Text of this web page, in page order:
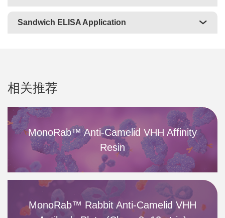
Sandwich ELISA Application
相关推荐
MonoRab™ Anti-Camelid VHH Affinity
Resin
MonoRab™ Rabbit Anti-Camelid VHH